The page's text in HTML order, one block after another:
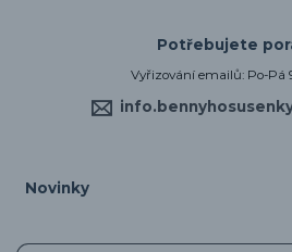
Potřebujete
Vyřizování emailů: Po-Pá
Novinky